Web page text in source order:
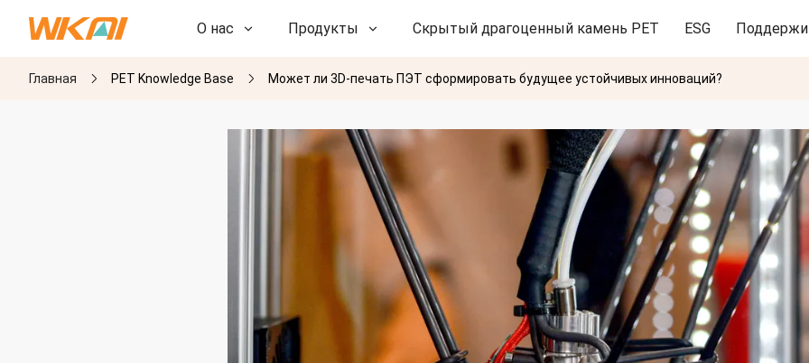
О нас Продукты Скрытый драгоценный камень PET ESG
НИОКР
Главная PET Knowledge Base Может ли 3D-печать ПЭТ сформировать будущее устойчивых инноваций?